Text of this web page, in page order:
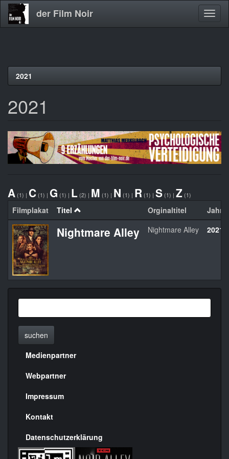
Direkt
der Film Noir
2021
2021
A (1) | C (1) | G (1) | L (2) | M (1) | N (1) | R (1) | S (1) | Z (1)
Filmplakat Titel Orginaltitel Jahr
Nightmare Alley Nightmare Alley 2021
suchen
Menülinks
rechte
Seite
Medienpartner
Webpartner
Impressum
Kontakt
Datenschutzerklärung